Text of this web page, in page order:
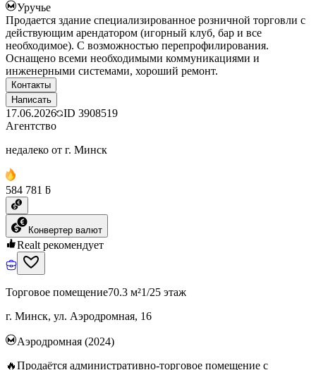
Уручье
Продается здание специализированное розничной торговли с
действующим арендатором (игорный клуб, бар и все
необходимое). С возможностью перепрофилирования.
Оснащено всеми необходимыми коммуникациями и
инженерными системами, хороший ремонт.
Контакты
Написать
17.06.2026 ID 3908519
Агентство
недалеко от г. Минск
584 781 ƃ
Конвертер валют
Realt рекомендует
Торговое помещение70.3 м²1/25 этаж
г. Минск, ул. Аэродромная, 16
Аэродромная (2024)
🔥Продаётся административно-торговое помещение с